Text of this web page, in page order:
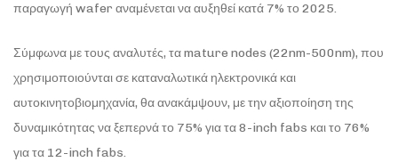
παραγωγή wafer αναμένεται να αυξηθεί κατά 7% το 2025.
Σύμφωνα με τους αναλυτές, τα mature nodes (22nm-500nm), που
χρησιμοποιούνται σε καταναλωτικά ηλεκτρονικά και
αυτοκινητοβιομηχανία, θα ανακάμψουν, με την αξιοποίηση της
δυναμικότητας να ξεπερνά το 75% για τα 8-inch fabs και το 76%
για τα 12-inch fabs.